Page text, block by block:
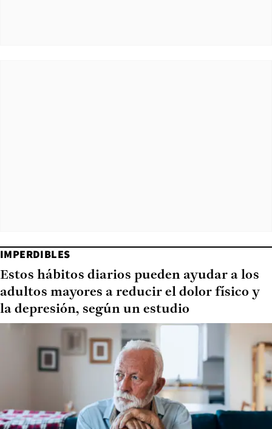
IMPERDIBLES
Estos hábitos diarios pueden ayudar a los
adultos mayores a reducir el dolor físico y
la depresión, según un estudio